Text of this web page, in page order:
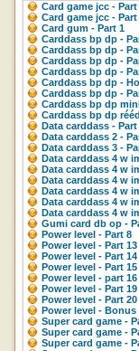
Card game jcc - Part
Card game jcc - Part
Card gum - Part 1
Carddass bp dp -
Carddass bp dp -
Carddass bp dp -
Carddass bp dp -
Carddass bp dp -
Carddass bp dp -
Carddass bp dp
Carddass bp dp
Data carddass - Part
Data carddass 2 -
Data carddass 3 -
Data carddass 4 w
Data carddass 4 w
Data carddass 4 w
Data carddass 4 w
Data carddass 4 w
Data carddass 4 w
Gumi card db op -
Power level - Part 8
Power level - Part 13
Power level - Part 14
Power level - Part 15
Power level - part 16
Power level - Part 19
Power level - Part 20
Power level - Bonus
Super card game -
Super card game -
Super card game -